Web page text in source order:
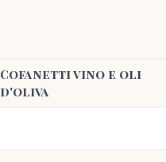
Cofanetti vino e oli
d'oliva